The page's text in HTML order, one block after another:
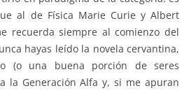
al de Física Marie Curie y Albert
recuerda siempre al comienzo del
hayas leído la novela cervantina,
(o una buena porción de seres
la Generación Alfa y, si me apuran